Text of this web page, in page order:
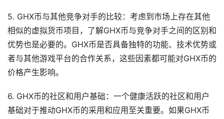
5. GHX币与其他竞争对手的比较：考虑到市场上存在其他
相似的虚拟货币项目，了解GHX币与竞争对手之间的区别和
优势也是必要的。GHX币是否具备独特的功能、技术优势或
者与其他游戏平台的合作关系，这些因素都可能对GHX币的
价格产生影响。
6. GHX币的社区和用户基础：一个健康活跃的社区和用户
基础对于推动GHX币的采用和应用至关重要。如果GHX币